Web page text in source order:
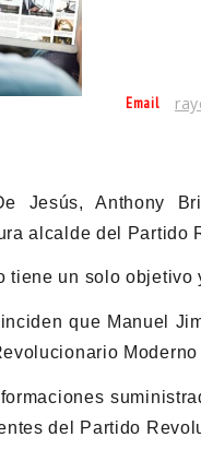
Email
Jesús, Anthony
alcalde del Partido
tiene un solo objetivo
que Manuel
del Partido